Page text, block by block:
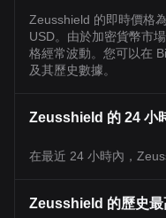
Zeusshield 的即時價格
USD。由於加密貨幣市
格經常波動。您可以在
及其歷史數據。
Zeusshield 的 24 小
在最近 24 小時內，
Zeusshield 的歷史最